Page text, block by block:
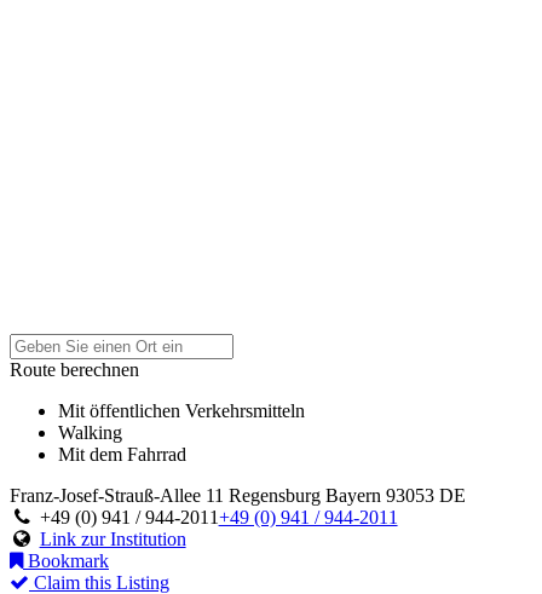
Route berechnen
Mit öffentlichen Verkehrsmitteln
Walking
Mit dem Fahrrad
Franz-Josef-Strauß-Allee 11 Regensburg Bayern 93053 DE
+49 (0) 941 / 944-2011+49 (0) 941 / 944-2011
Link zur Institution
Bookmark
Claim this Listing